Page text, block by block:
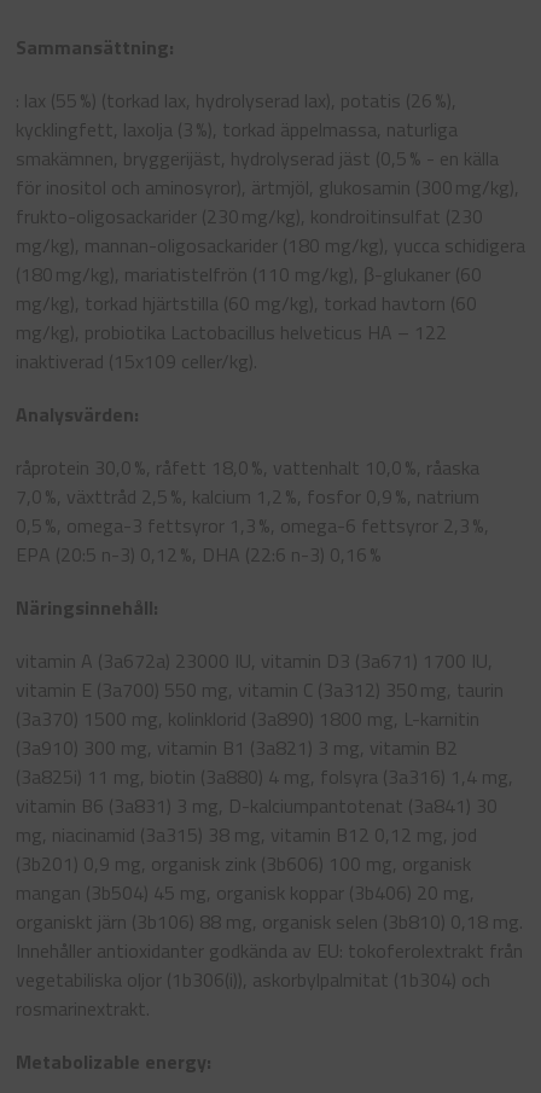
Sammansättning:
: lax (55 %) (torkad lax, hydrolyserad lax), potatis (26 %),
kycklingfett, laxolja (3 %), torkad äppelmassa, naturliga
smakämnen, bryggerijäst, hydrolyserad jäst (0,5 % - en källa
för inositol och aminosyror), ärtmjöl, glukosamin (300 mg/kg),
frukto-oligosackarider (230 mg/kg), kondroitinsulfat (230
mg/kg), mannan-oligosackarider (180 mg/kg), yucca schidigera
(180 mg/kg), mariatistelfrön (110 mg/kg), β-glukaner (60
mg/kg), torkad hjärtstilla (60 mg/kg), torkad havtorn (60
mg/kg), probiotika Lactobacillus helveticus HA – 122
inaktiverad (15x109 celler/kg).
Analysvärden:
råprotein 30,0 %, råfett 18,0 %, vattenhalt 10,0 %, råaska
7,0 %, växttråd 2,5 %, kalcium 1,2 %, fosfor 0,9 %, natrium
0,5 %, omega-3 fettsyror 1,3 %, omega-6 fettsyror 2,3 %,
EPA (20:5 n-3) 0,12 %, DHA (22:6 n-3) 0,16 %
Näringsinnehåll:
vitamin A (3a672a) 23000 IU, vitamin D3 (3a671) 1700 IU,
vitamin E (3a700) 550 mg, vitamin C (3a312) 350 mg, taurin
(3a370) 1500 mg, kolinklorid (3a890) 1800 mg, L-karnitin
(3a910) 300 mg, vitamin B1 (3a821) 3 mg, vitamin B2
(3a825i) 11 mg, biotin (3a880) 4 mg, folsyra (3a316) 1,4 mg,
vitamin B6 (3a831) 3 mg, D-kalciumpantotenat (3a841) 30
mg, niacinamid (3a315) 38 mg, vitamin B12 0,12 mg, jod
(3b201) 0,9 mg, organisk zink (3b606) 100 mg, organisk
mangan (3b504) 45 mg, organisk koppar (3b406) 20 mg,
organiskt järn (3b106) 88 mg, organisk selen (3b810) 0,18 mg.
Innehåller antioxidanter godkända av EU: tokoferolextrakt från
vegetabiliska oljor (1b306(i)), askorbylpalmitat (1b304) och
rosmarinextrakt.
Metabolizable energy: